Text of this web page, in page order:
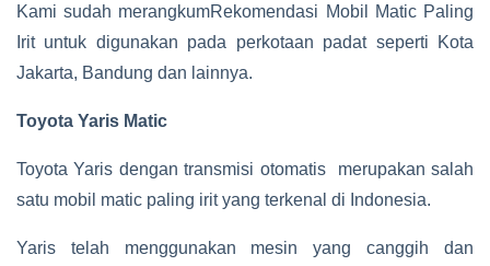
Kami sudah merangkumRekomendasi Mobil Matic Paling
Irit untuk digunakan pada perkotaan padat seperti Kota
Jakarta, Bandung dan lainnya.
Toyota Yaris Matic
Toyota Yaris dengan transmisi otomatis merupakan salah
satu mobil matic paling irit yang terkenal di Indonesia.
Yaris telah menggunakan mesin yang canggih dan